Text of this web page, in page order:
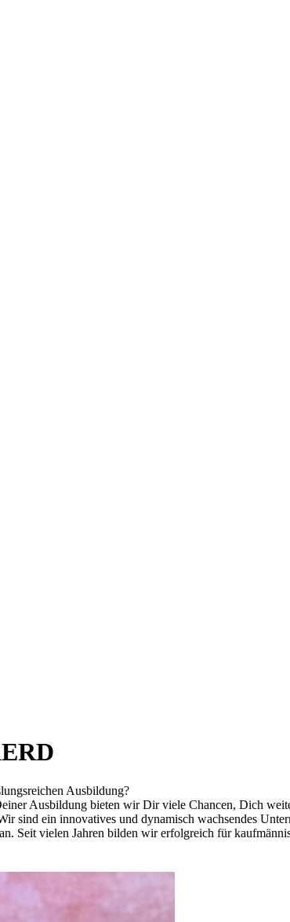
Ausbildung?
Ausbildung bieten wir Dir viele Chancen, Dich
sind ein innovatives und dynamisch wachsendes
Seit vielen Jahren bilden wir erfolgreich für